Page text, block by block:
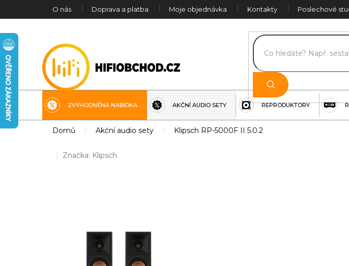
O nás Doprava a platba Moje objednávka Kontakty Poslechové
ZVÝHODNĚNÁ NABÍDKA AKČNÍ AUDIO SETY REPRODUKTORY
Domů Akční audio sety Klipsch RP-5000F II 5.0.2
Značka: Klipsch